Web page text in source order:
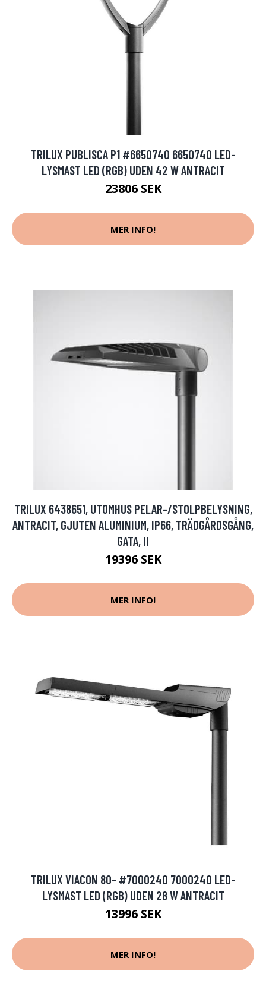
TRILUX PUBLISCA P1 #6650740 6650740 LED-
LYSMAST LED (RGB) UDEN 42 W ANTRACIT
23806 SEK
MER INFO!
TRILUX 6438651, UTOMHUS PELAR-/STOLPBELYSNING,
ANTRACIT, GJUTEN ALUMINIUM, IP66, TRÄDGÅRDSGÅNG,
GATA, II
19396 SEK
MER INFO!
TRILUX VIACON 80- #7000240 7000240 LED-
LYSMAST LED (RGB) UDEN 28 W ANTRACIT
13996 SEK
MER INFO!